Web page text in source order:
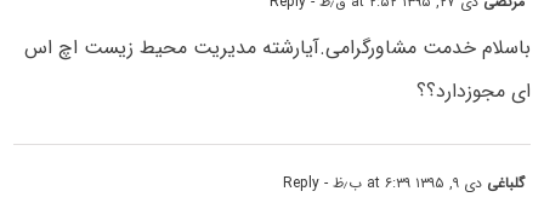
باسلام خدمت مشاورگرامی.آیارشته مدیریت محیط زیست اچ اس
ای مجوزدارد؟؟
گلباغی دی ۹, ۱۳۹۵ at ۶:۳۹ ب٫ظ - Reply